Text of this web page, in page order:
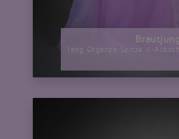
lang Organza Spitze V-